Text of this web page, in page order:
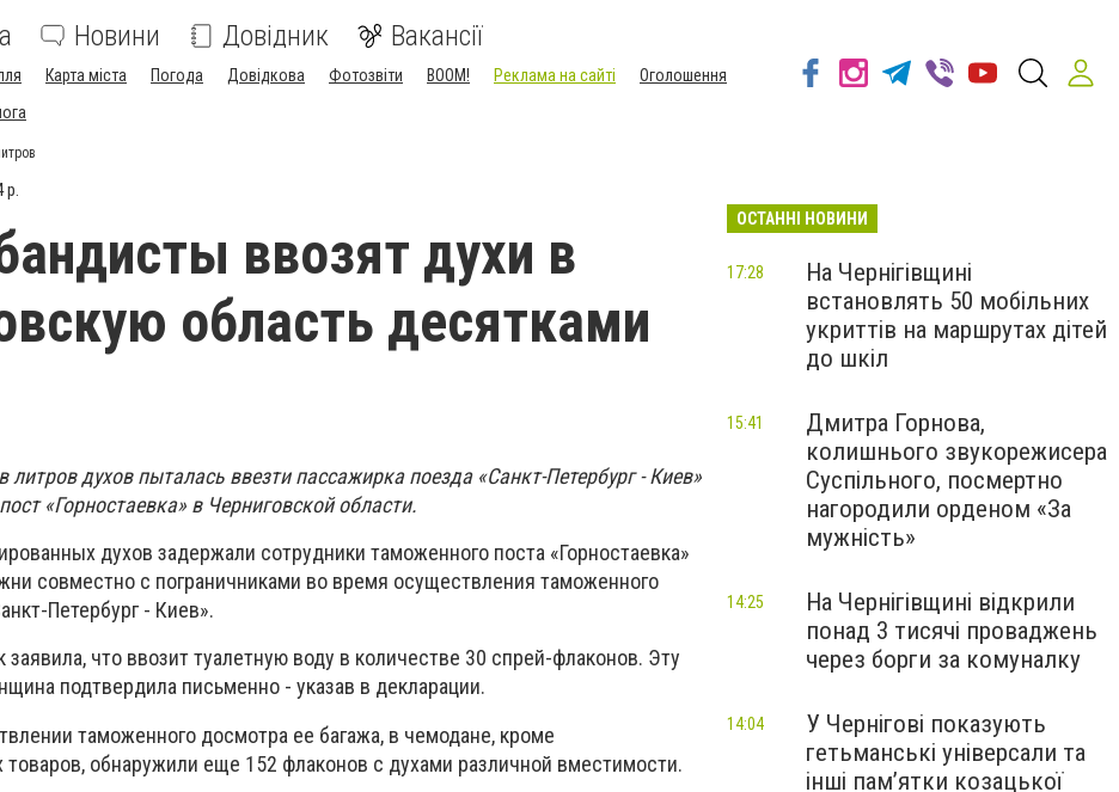
Новини Довідник Вакансії
Карта міста Погода Довідкова Фотозвіти BOOM! Реклама на сайті
Оголошення
р.
ввозят духи в
область десятками
литров духов пыталась ввезти пассажирка поезда «Санкт-Петербург - Киев»
«Горностаевка» в Черниговской области.
духов задержали сотрудники таможенного поста «Горностаевка»
совместно с пограничниками во время осуществления таможенного
Петербург - Киев».
что ввозит туалетную воду в количестве 30 спрей-флаконов. Эту
подтвердила письменно - указав в декларации.
таможенного досмотра ее багажа, в чемодане, кроме
товаров, обнаружили еще 152 флаконов с духами различной вместимости.
ОСТАННІ НОВИНИ
На Чернігівщині
встановлять 50 мобільних
укриттів на маршрутах дітей
до шкіл
17:28
Дмитра Горнова,
колишнього звукорежисера
Суспільного, посмертно
нагородили орденом «За
мужність»
15:41
На Чернігівщині відкрили
понад 3 тисячі проваджень
через борги за комуналку
14:25
У Чернігові показують
гетьманські універсали та
інші пам’ятки козацької
14:04